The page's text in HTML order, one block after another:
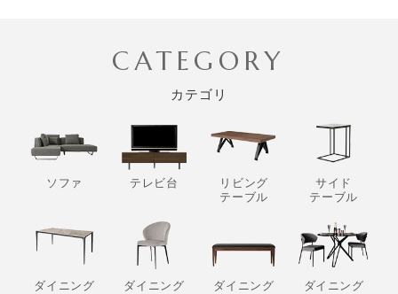
CATEGORY
カテゴリ
ソファ テレビ台
リビング
テーブル
サイド
テーブル
ダイニング
ダイニング
ダイニング
ダイニング